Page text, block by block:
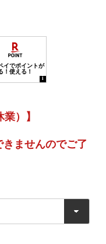
）】
ませんのでご了